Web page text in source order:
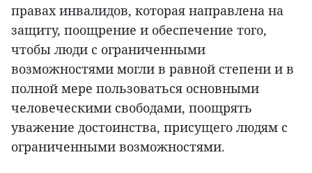
правах инвалидов, которая направлена на
защиту, поощрение и обеспечение того,
чтобы люди с ограниченными
возможностями могли в равной степени и в
полной мере пользоваться основными
человеческими свободами, поощрять
уважение достоинства, присущего людям с
ограниченными возможностями.